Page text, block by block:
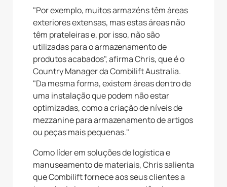
"Por exemplo, muitos armazéns têm áreas
exteriores extensas, mas estas áreas não
têm prateleiras e, por isso, não são
utilizadas para o armazenamento de
produtos acabados", afirma Chris, que é o
Country Manager da Combilift Australia.
"Da mesma forma, existem áreas dentro de
uma instalação que podem não estar
optimizadas, como a criação de níveis de
mezzanine para armazenamento de artigos
ou peças mais pequenas."
Como líder em soluções de logística e
manuseamento de materiais, Chris salienta
que Combilift fornece aos seus clientes a